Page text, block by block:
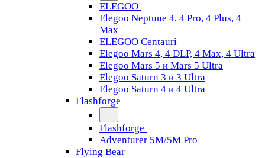
ELEGOO
Elegoo Neptune 4, 4 Pro, 4 Plus, 4
Max
ELEGOO Centauri
Elegoo Mars 4, 4 DLP, 4 Max, 4 Ultra
Elegoo Mars 5 и Mars 5 Ultra
Elegoo Saturn 3 и 3 Ultra
Elegoo Saturn 4 и 4 Ultra
Flashforge
Flashforge
Adventurer 5M/5M Pro
Flying Bear